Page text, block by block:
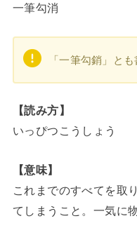
一筆勾消
「一筆勾銷」とも
【読み方】
いっぴつこうしょう
【意味】
これまでのすべてを取
てしまうこと。一気に